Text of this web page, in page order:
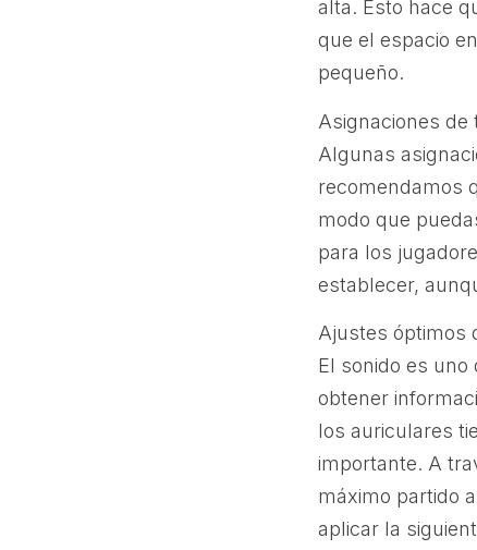
alta. Esto hace
que el espacio
pequeño.
Asignaciones de
Algunas
recomendamos
modo que
para los
establecer,
Ajustes óptimos
El sonido es
obtener
los auriculares
importante. A
máximo partido
aplicar la